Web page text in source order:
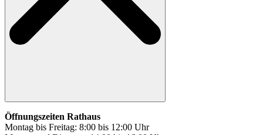
Öffnungszeiten Rathaus
Montag bis Freitag: 8:00 bis 12:00 Uhr